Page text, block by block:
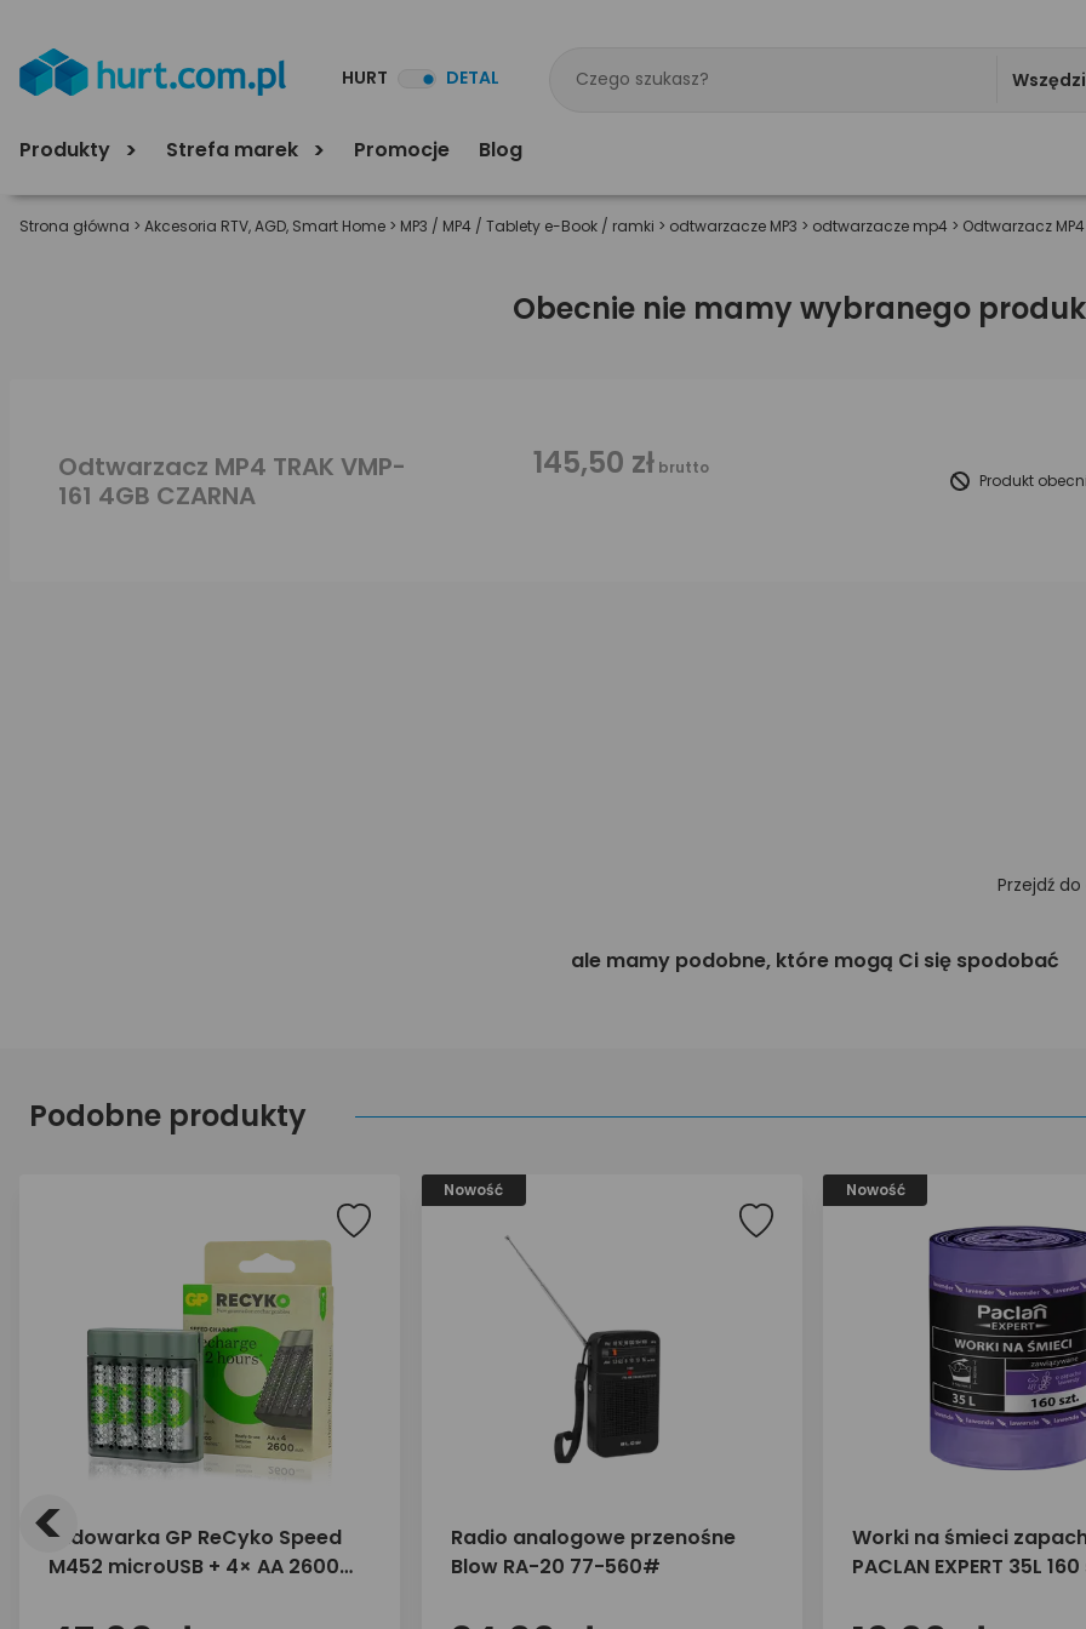
HURT DETAL
Produkty Strefa marek Promocje Blog
Strona główna > Akcesoria RTV, AGD, Smart Home > MP3 / MP4 / Tablety e-Book / ramki > odtwarzacze MP3 > odtwarzacze mp4 > Odtwarzacz MP4
Obecnie nie mamy wybranego
Odtwarzacz MP4 TRAK VMP-
161 4GB CZARNA
145,50 zł brutto
Produkt
Przejdź do
ale mamy podobne, które mogą Ci się spodobać
Podobne produkty
Ładowarka GP ReCyko Speed
M452 microUSB + 4× AA 2600
Nowość
Radio analogowe przenośne
Blow RA-20 77-560#
Nowość
Worki na śmieci
PACLAN EXPERT 35L
<